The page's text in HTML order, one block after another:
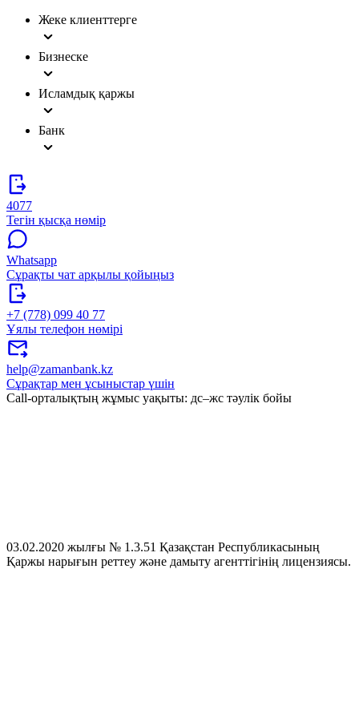
Жеке клиенттерге
Бизнеске
Исламдық қаржы
Банк
4077
Тегін қысқа нөмір
Whatsapp
Сұрақты чат арқылы қойыңыз
+7 (778) 099 40 77
Ұялы телефон нөмірі
help@zamanbank.kz
Сұрақтар мен ұсыныстар үшін
Call-орталықтың жұмыс уақыты: дс–жс тәулік бойы
03.02.2020 жылғы № 1.3.51 Қазақстан Республикасының
Қаржы нарығын реттеу және дамыту агенттігінің лицензиясы.